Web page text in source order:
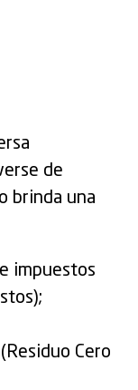
de
brinda una
impuestos
Cero